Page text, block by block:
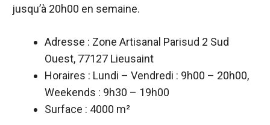
jusqu’à 20h00 en semaine.
Adresse : Zone Artisanal Parisud 2 Sud
Ouest, 77127 Lieusaint
Horaires : Lundi – Vendredi : 9h00 – 20h00,
Weekends : 9h30 – 19h00
Surface : 4000 m²